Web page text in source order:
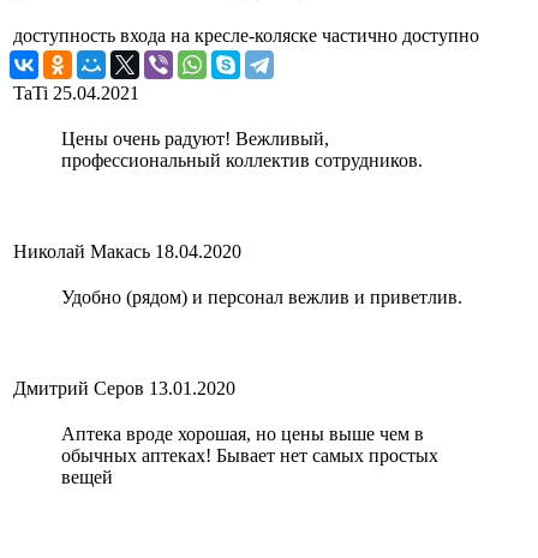
доступность входа на кресле-коляске частично доступно
TaTi 25.04.2021
Цены очень радуют! Вежливый,
профессиональный коллектив сотрудников.
Николай Макась 18.04.2020
Удобно (рядом) и персонал вежлив и приветлив.
Дмитрий Серов 13.01.2020
Аптека вроде хорошая, но цены выше чем в
обычных аптеках! Бывает нет самых простых
вещей